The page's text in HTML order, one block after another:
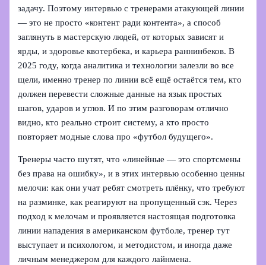
задачу. Поэтому интервью с тренерами атакующей линии
— это не просто «контент ради контента», а способ
заглянуть в мастерскую людей, от которых зависят и
ярды, и здоровье квотербека, и карьера раннинбеков. В
2025 году, когда аналитика и технологии залезли во все
щели, именно тренер по линии всё ещё остаётся тем, кто
должен перевести сложные данные на язык простых
шагов, ударов и углов. И по этим разговорам отлично
видно, кто реально строит систему, а кто просто
повторяет модные слова про «футбол будущего».
Тренеры часто шутят, что «линейные — это спортсмены
без права на ошибку», и в этих интервью особенно ценны
мелочи: как они учат ребят смотреть плёнку, что требуют
на разминке, как реагируют на пропущенный сэк. Через
подход к мелочам и проявляется настоящая подготовка
линии нападения в американском футболе, тренер тут
выступает и психологом, и методистом, и иногда даже
личным менеджером для каждого лайнмена.